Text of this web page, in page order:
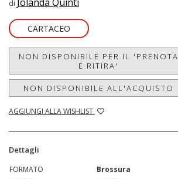
di
CARTACEO
NON DISPONIBILE PER IL 'PRENOTA
E RITIRA'
NON DISPONIBILE ALL'ACQUISTO
AGGIUNGI ALLA WISHLIST
Dettagli
FORMATO
Brossura